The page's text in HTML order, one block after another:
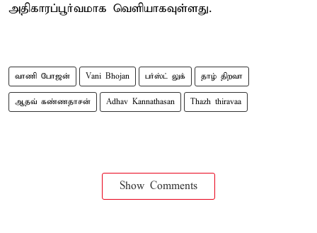
அதிகாரப்பூர்வமாக வெளியாகவுள்ளது.
வாணி போஜன் Vani Bhojan பர்ஸ்ட் லுக் தாழ் திறவா
ஆதவ் கண்ணதாசன் Adhav Kannathasan Thazh thiravaa
Show Comments